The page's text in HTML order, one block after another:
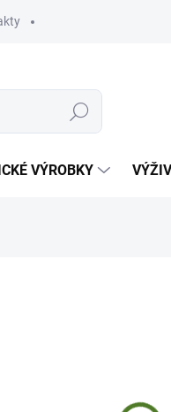
Hľadať
VÝROBKY